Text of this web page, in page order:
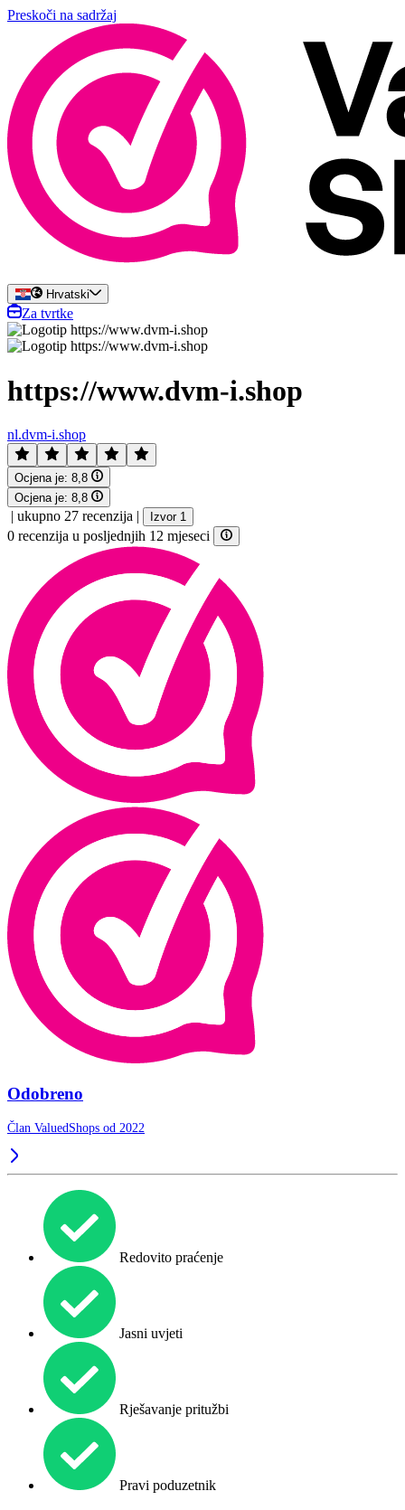
Preskoči na sadržaj
Hrvatski
Za tvrtke
https://www.dvm-i.shop
nl.dvm-i.shop
Ocjena je: 8,8
Ocjena je: 8,8
| ukupno 27 recenzija | Izvor 1
0 recenzija u posljednjih 12 mjeseci
Odobreno
Član ValuedShops od 2022
Redovito praćenje
Jasni uvjeti
Rješavanje pritužbi
Pravi poduzetnik